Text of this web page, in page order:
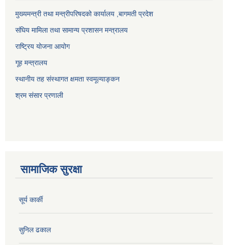
मुख्यमन्त्री तथा मन्त्रीपरिषदको कार्यालय ,बागमती प्रदेश
संघिय मामिला तथा सामान्य प्रशासन मन्त्रालय
राष्ट्रिय योजना आयोग
गूह मन्त्रालय
स्थानीय तह संस्थागत क्षमता स्वमूल्याङ्कन
श्रम संसार प्रणाली
सामाजिक सुरक्षा
सूर्य कार्की
सुनिल ढकाल